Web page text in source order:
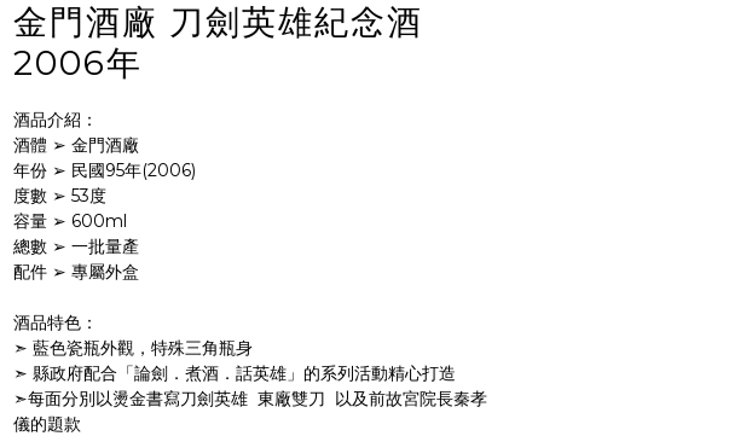
金門酒廠 刀劍英雄紀念酒
2006年
酒品介紹：
酒體 ➢ 金門酒廠
年份 ➢ 民國95年(2006)
度數 ➢ 53度
容量 ➢ 600ml
總數 ➢ 一批量產
配件 ➢ 專屬外盒
酒品特色：
➣ 藍色瓷瓶外觀，特殊三角瓶身
➣ 縣政府配合「論劍．煮酒．話英雄」的系列活動精心打造
➣每面分別以燙金書寫刀劍英雄  東廠雙刀  以及前故宮院長秦孝
儀的題款